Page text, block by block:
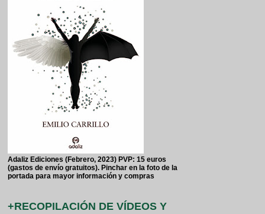
Adaliz Ediciones (Febrero, 2023) PVP: 15 euros
(gastos de envío gratuitos). Pinchar en la foto de la
portada para mayor información y compras
+RECOPILACIÓN DE VÍDEOS Y